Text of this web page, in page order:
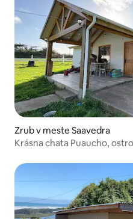
Zrub v meste Saavedra
Krásna chata Puaucho,